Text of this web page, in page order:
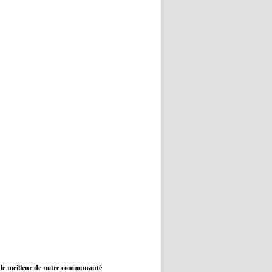
08:21 - 2022/11/08
meilleur de notre communauté